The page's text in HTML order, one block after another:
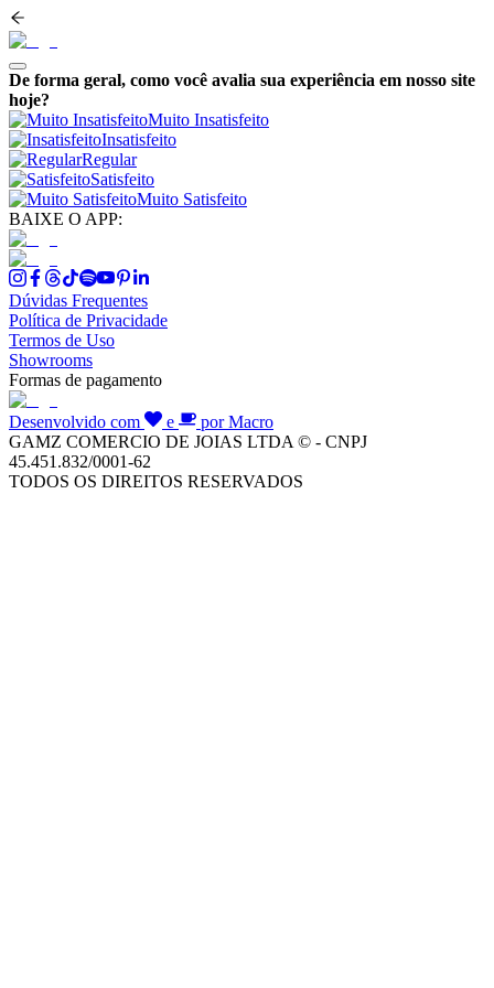
De forma geral, como você avalia sua experiência em nosso site
hoje?
Muito Insatisfeito
Insatisfeito
Regular
Satisfeito
Muito Satisfeito
BAIXE O APP:
Dúvidas Frequentes
Política de Privacidade
Termos de Uso
Showrooms
Formas de pagamento
Desenvolvido com e
por Macro
GAMZ COMERCIO DE JOIAS LTDA © - CNPJ
45.451.832/0001-62
TODOS OS DIREITOS RESERVADOS